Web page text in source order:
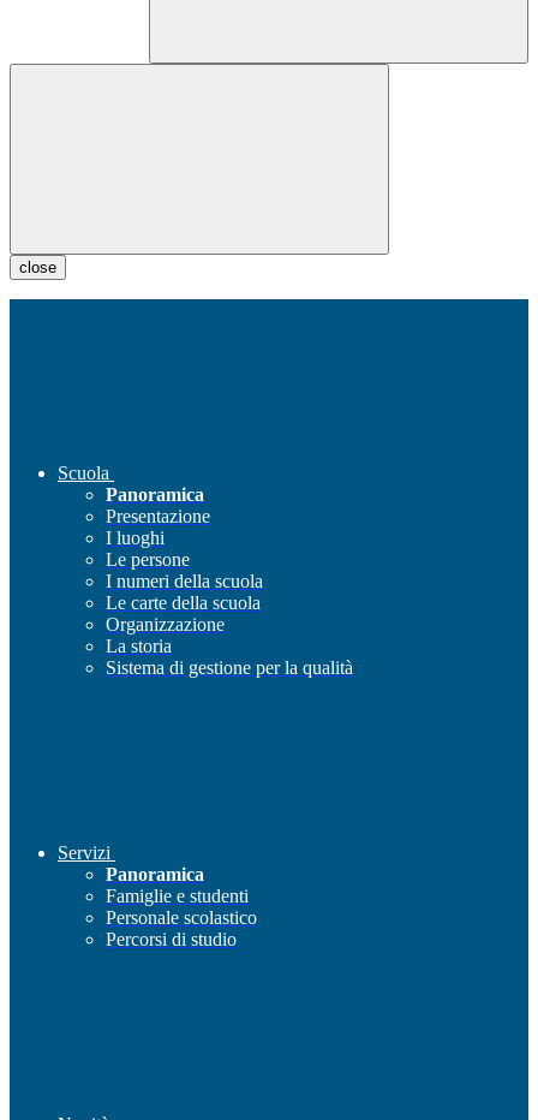
close
Scuola
Panoramica
Presentazione
I luoghi
Le persone
I numeri della scuola
Le carte della scuola
Organizzazione
La storia
Sistema di gestione per la qualità
Servizi
Panoramica
Famiglie e studenti
Personale scolastico
Percorsi di studio